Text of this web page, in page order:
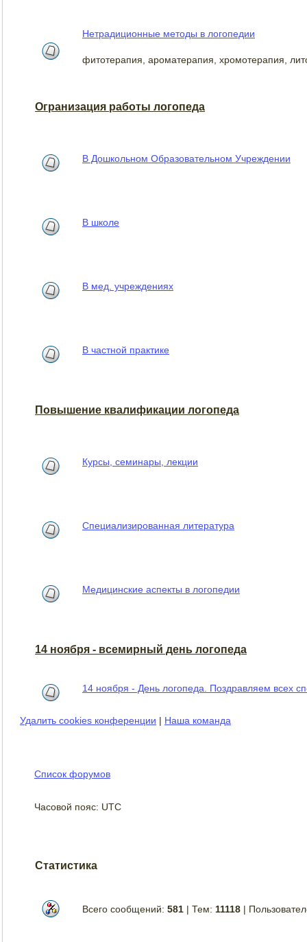
Нетрадиционные методы в логопедии
фитотерапия, ароматерапия, хромотерапия,
Огранизация работы логопеда
В Дошкольном Образовательном Учреждении
В школе
В мед. учреждениях
В частной практике
Повышение квалификации логопеда
Курсы, семинары, лекции
Специализированная литература
Медицинские аспекты в логопедии
14 ноября - всемирный день логопеда
14 ноября - День логопеда. Поздравляем всех
Удалить cookies конференции | Наша команда
Список форумов
Часовой пояс: UTC
Статистика
Всего сообщений: 581 | Тем: 11118 |